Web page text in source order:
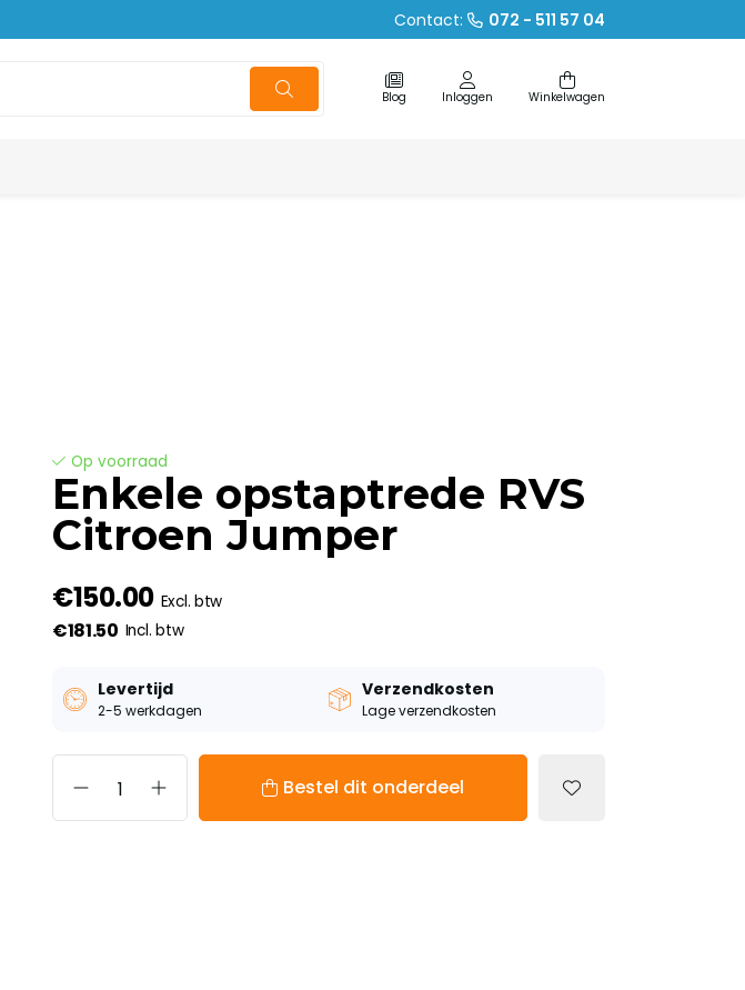
Contact: 072 - 511 57 04
Blog Inloggen Winkelwagen
Op voorraad
Enkele opstaptrede RVS
Citroen Jumper
€150.00 Excl. btw
€181.50 Incl. btw
Levertijd
2-5 werkdagen
Verzendkosten
Lage verzendkosten
Bestel dit onderdeel